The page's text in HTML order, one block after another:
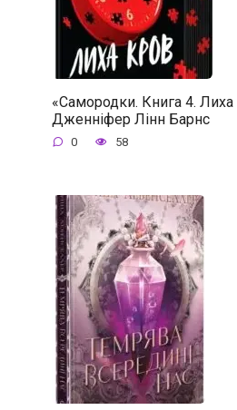
«Самородки. Книга 4. Лиха
Дженніфер Лінн Барнс
0 58